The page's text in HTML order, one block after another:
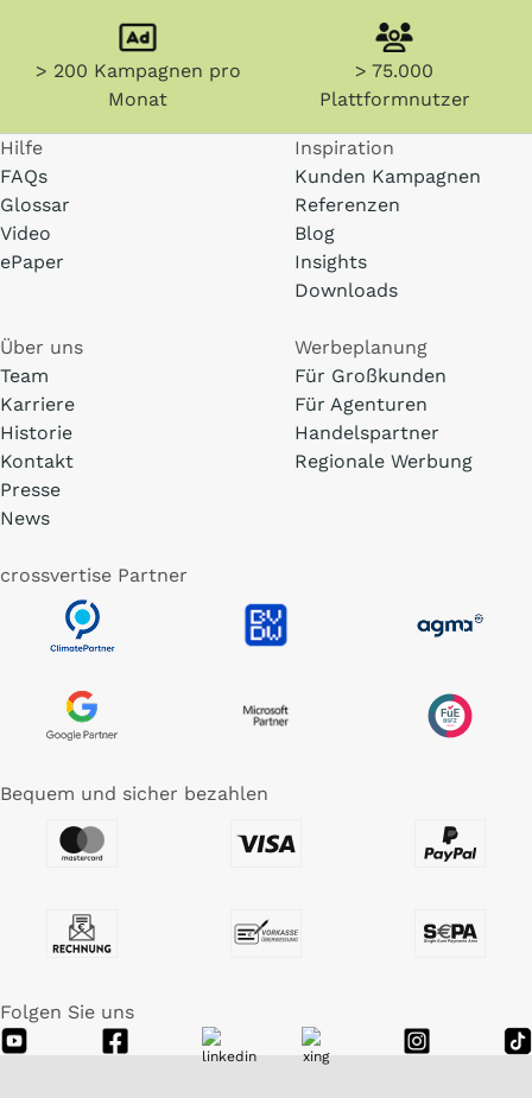
> 200 Kampagnen pro
Monat
> 75.000
Plattformnutzer
Hilfe
FAQs
Glossar
Video
ePaper
Inspiration
Kunden Kampagnen
Referenzen
Blog
Insights
Downloads
Über uns
Team
Karriere
Historie
Kontakt
Presse
News
Werbeplanung
Für Großkunden
Für Agenturen
Handelspartner
Regionale Werbung
crossvertise Partner
Bequem und sicher bezahlen
Folgen Sie uns